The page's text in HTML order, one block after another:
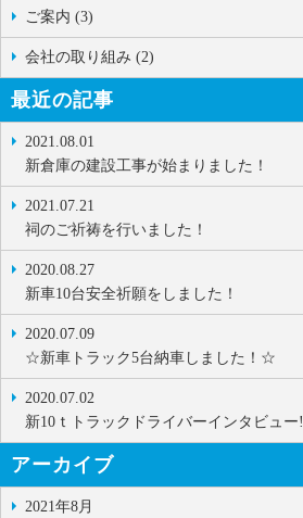
ご案内 (3)
会社の取り組み (2)
最近の記事
2021.08.01
新倉庫の建設工事が始まりました！
2021.07.21
祠のご祈祷を行いました！
2020.08.27
新車10台安全祈願をしました！
2020.07.09
☆新車トラック5台納車しました！☆
2020.07.02
新10ｔトラックドライバーインタビュー!
アーカイブ
2021年8月